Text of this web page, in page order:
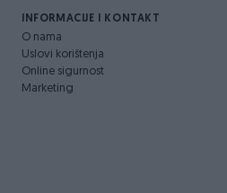
INFORMACIJE I KONTAKT
O nama
Uslovi korištenja
Online sigurnost
Marketing